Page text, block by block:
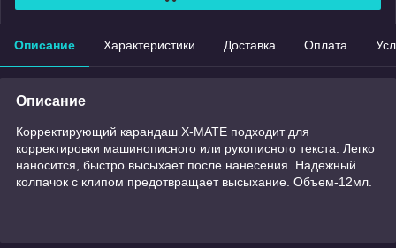
Описание Характеристики Доставка Оплата
Описание
Корректирующий карандаш X-MATE подходит для
корректировки машинописного или рукописного текста. Легко
наносится, быстро высыхает после нанесения. Надежный
колпачок с клипом предотвращает высыхание. Объем-12мл.